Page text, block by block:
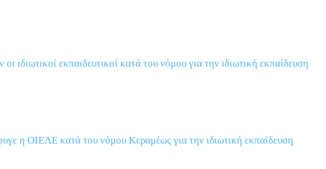
ιδιωτικοί εκπαιδευτικοί κατά του νόμου για την ιδιωτική εκπαίδευση
η ΟΙΕΛΕ κατά του νόμου Κεραμέως για την ιδιωτική εκπαίδευση